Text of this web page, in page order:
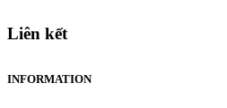
Liên kết
INFORMATION